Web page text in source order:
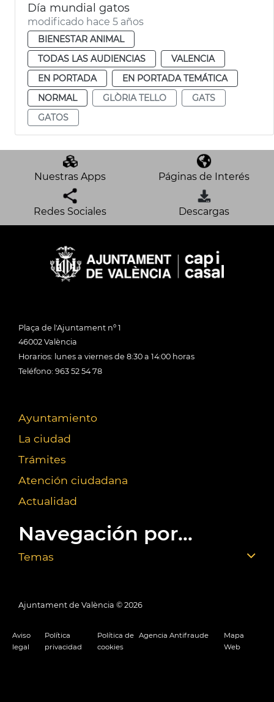
Día mundial gatos
modificado hace 5 años
BIENESTAR ANIMAL
TODAS LAS AUDIENCIAS
VALENCIA
EN PORTADA
EN PORTADA TEMÁTICA
NORMAL
GLÒRIA TELLO
GATS
GATOS
Nuestras Apps Páginas de Interés
Redes Sociales Descargas
Plaça de l'Ajuntament nº 1
46002 València
Horarios: lunes a viernes de 8:30 a 14:00 horas
Teléfono: 963 52 54 78
Ayuntamiento
La ciudad
Trámites
Atención ciudadana
Actualidad
Navegación por...
Temas
Ajuntament de València © 2026
Aviso
legal
Política
privacidad
Política de
cookies
Agencia Antifraude
Mapa
Web